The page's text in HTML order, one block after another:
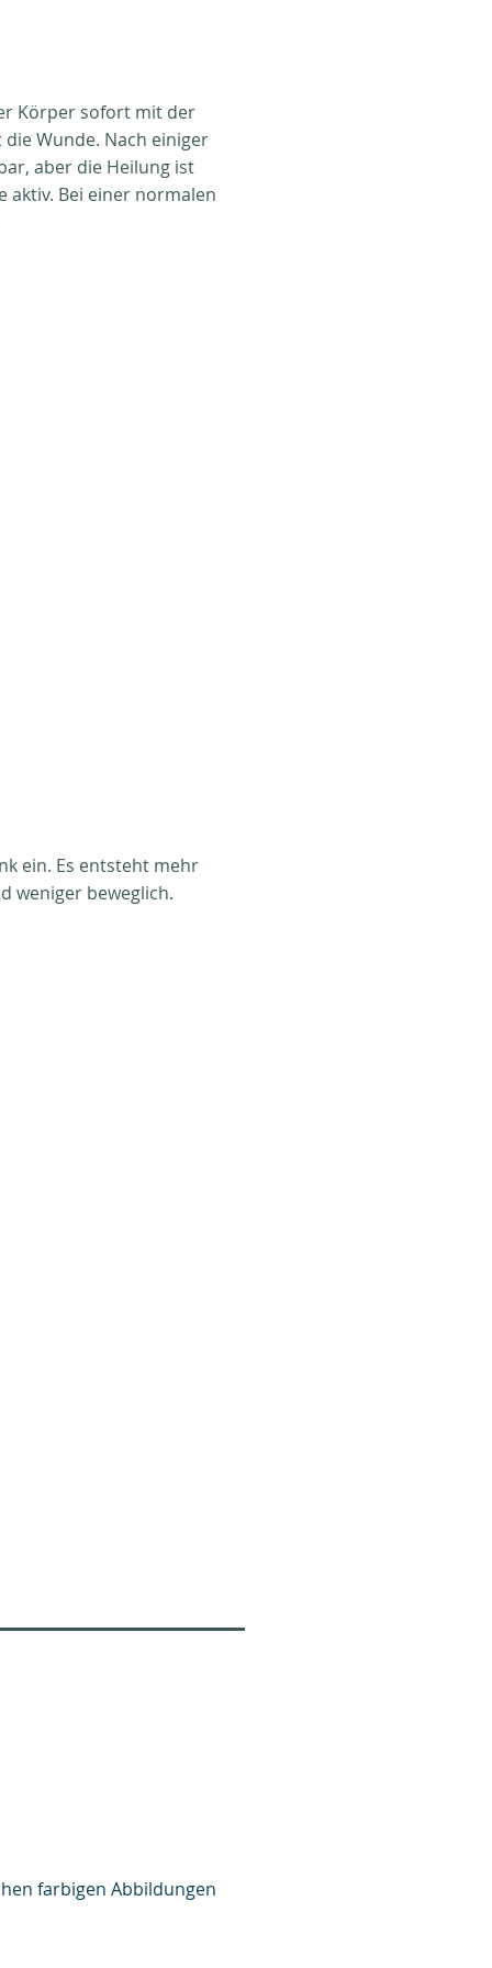
Körper sofort mit der
Wunde. Nach einiger
aber die Heilung ist
aktiv. Bei einer normalen
ein. Es entsteht mehr
weniger beweglich.
farbigen Abbildungen